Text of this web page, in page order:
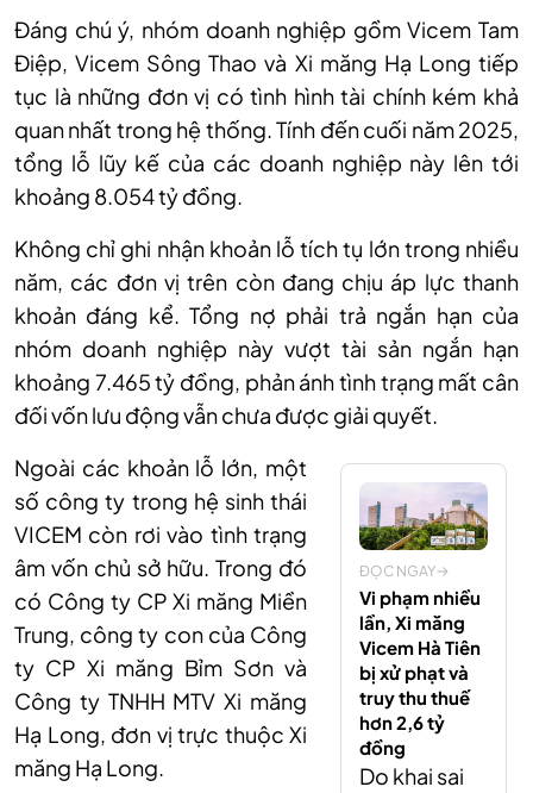
Đáng chú ý, nhóm doanh nghiệp gồm Vicem Tam
Điệp, Vicem Sông Thao và Xi măng Hạ Long tiếp
tục là những đơn vị có tình hình tài chính kém khả
quan nhất trong hệ thống. Tính đến cuối năm 2025,
tổng lỗ lũy kế của các doanh nghiệp này lên tới
khoảng 8.054 tỷ đồng.
Không chỉ ghi nhận khoản lỗ tích tụ lớn trong nhiều
năm, các đơn vị trên còn đang chịu áp lực thanh
khoản đáng kể. Tổng nợ phải trả ngắn hạn của
nhóm doanh nghiệp này vượt tài sản ngắn hạn
khoảng 7.465 tỷ đồng, phản ánh tình trạng mất cân
đối vốn lưu động vẫn chưa được giải quyết.
ĐỌC NGAY
Vi phạm nhiều
lần, Xi măng
Vicem Hà Tiên
bị xử phạt và
truy thu thuế
hơn 2,6 tỷ
đồng
Do khai sai
Ngoài các khoản lỗ lớn, một
số công ty trong hệ sinh thái
VICEM còn rơi vào tình trạng
âm vốn chủ sở hữu. Trong đó
có Công ty CP Xi măng Miền
Trung, công ty con của Công
ty CP Xi măng Bỉm Sơn và
Công ty TNHH MTV Xi măng
Hạ Long, đơn vị trực thuộc Xi
măng Hạ Long.